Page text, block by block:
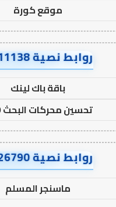
موقع كورة
روابط نصية AA11138
باقة باك لينك
تحسين محركات البحث SEO
روابط نصية AA26790
ماسنجر المسلم